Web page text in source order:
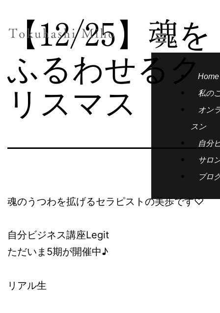
Home
私の
オン
スン
自分
サロ
ブロ
【12/25】魂を
ふるわせるク
リスマス
魂のうつわを拡げるセラピストの美歩です♡
自分ビジネス講座Legit
ただいま5期が開催中♪
リアル生